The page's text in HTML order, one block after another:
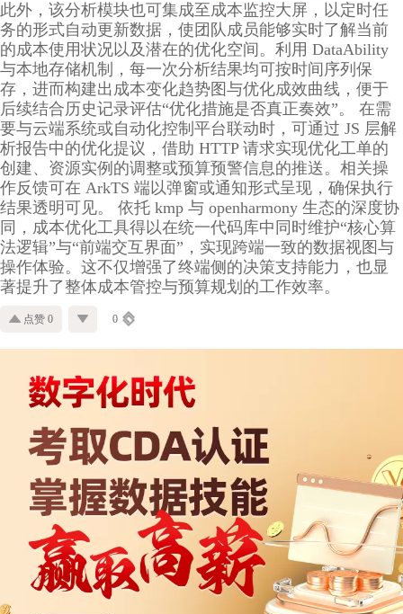
此外，该分析模块也可集成至成本监控大屏，以定时任
务的形式自动更新数据，使团队成员能够实时了解当前
的成本使用状况以及潜在的优化空间。利用 DataAbility
与本地存储机制，每一次分析结果均可按时间序列保
存，进而构建出成本变化趋势图与优化成效曲线，便于
后续结合历史记录评估“优化措施是否真正奏效”。 在需
要与云端系统或自动化控制平台联动时，可通过 JS 层解
析报告中的优化提议，借助 HTTP 请求实现优化工单的
创建、资源实例的调整或预算预警信息的推送。相关操
作反馈可在 ArkTS 端以弹窗或通知形式呈现，确保执行
结果透明可见。 依托 kmp 与 openharmony 生态的深度协
同，成本优化工具得以在统一代码库中同时维护“核心算
法逻辑”与“前端交互界面”，实现跨端一致的数据视图与
操作体验。这不仅增强了终端侧的决策支持能力，也显
著提升了整体成本管控与预算规划的工作效率。
点赞 0 0